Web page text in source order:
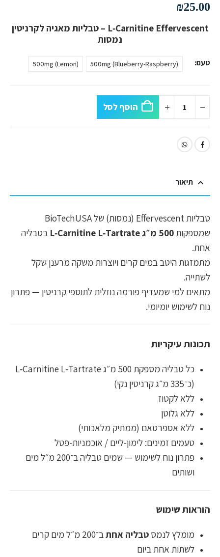
₪25.00
L‑Carnitine Effervescent – טבליות מאגיה לקרניטין
נמסות
טעם 500mg (Blueberry-Raspberry)
500mg (Lemon)
הוסף לסל
תיאור
טבליות Effervescent (נמסות) של BioTechUSA
שמספקות500 מ״ג L‑Carnitine L‑Tartrate
בטבליה
אחת.
מתמזגות היטב במים קרים ויוצרות משקה מרענן שקל
לשתייה.
מתאים למי שמעדיף פורמה נוזלית לתוספי קרניטין — פתרון
נוח לשימוש יומיומי.
תכונות עיקריות
כל טבליה מספקת 500 מ״ג L‑Carnitine L‑Tartrate
(כ־335 מ״ג קרניטין נקי)
ללא לקטוז
ללא גלוטן
ללא אספרטאם (ממתיק מלאכותי)
טעמים זמינים: לימון-ליים / אוכמניות-פטל
פתרון נוח לשימוש — שמים טבליה ב־200 מ״ל מים
ושותים
הוראות שימוש
מומלץ לנמסטבליה אחתב־200 מ״ל מים קרים
לשתות אחת ביום